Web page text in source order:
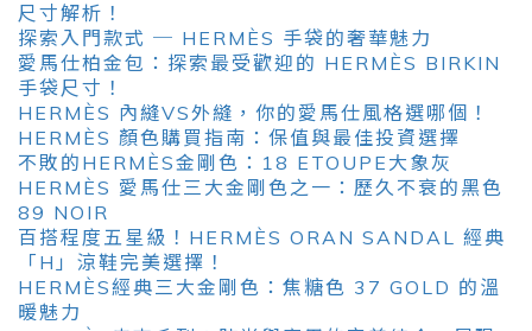
尺寸解析！
探索入門款式 ─ HERMÈS 手袋的奢華魅力
愛馬仕柏金包：探索最受歡迎的 HERMÈS BIRKIN
手袋尺寸！
HERMÈS 內縫VS外縫，你的愛馬仕風格選哪個！
HERMÈS 顏色購買指南：保值與最佳投資選擇
不敗的HERMÈS金剛色：18 ETOUPE大象灰
HERMÈS 愛馬仕三大金剛色之一：歷久不衰的黑色
89 NOIR
百搭程度五星級！HERMÈS ORAN SANDAL 經典
「H」涼鞋完美選擇！
HERMÈS經典三大金剛色：焦糖色 37 GOLD 的溫
暖魅力